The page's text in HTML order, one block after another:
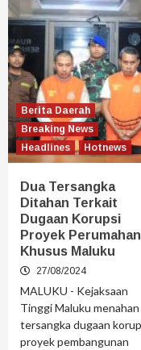
Berita Daerah
Breaking News
Headlines
Hotnews
Dua Tersangka
Ditahan Terkait
Dugaan Korupsi
Proyek Perumahan
Khusus Maluku
27/08/2024
MALUKU - Kejaksaan
Tinggi Maluku menahan
tersangka dugaan
proyek pembangunan